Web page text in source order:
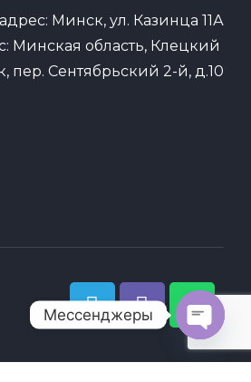
Минск, ул. Казинца 11А
Минская область, Клецкий
пер. Сентябрьский 2-й, д.10
Мессенджеры
O